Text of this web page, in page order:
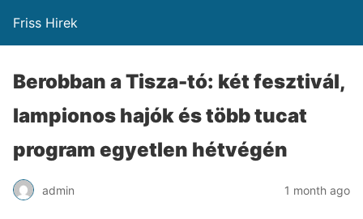
Friss Hirek
Berobban a Tisza-tó: két fesztivál,
lampionos hajók és több tucat
program egyetlen hétvégén
admin 1 month ago